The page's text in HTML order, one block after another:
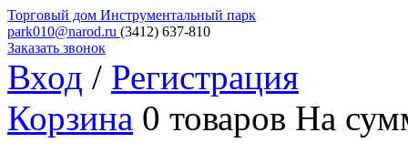
Торговый дом Инструментальный парк
park010@narod.ru (3412) 637-810
Заказать звонок
Вход / Регистрация
Корзина 0 товаров На